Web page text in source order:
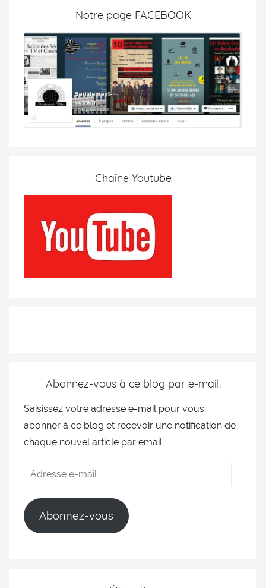
Notre page FACEBOOK
Chaîne Youtube
Abonnez-vous à ce blog par e-mail.
Saisissez votre adresse e-mail pour vous
abonner à ce blog et recevoir une notification de
chaque nouvel article par email.
Abonnez-vous